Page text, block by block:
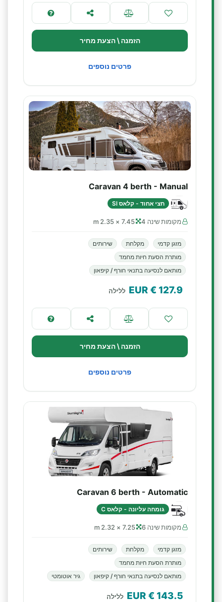
הזמנה \ הצעת מחיר
פרטים נוספים
Caravan 4 berth - Manual
חצי אחוד - קלאס SI
מקומות שינה 4 7.45 × 2.35 m
מזגן קדמי מקלחת
שירותים
מותרת הסעת חיות מחמד
מותאם לנסיעה בתנאי חורף / קיפאון
127.9
€ EUR ללילה
הזמנה \ הצעת מחיר
פרטים נוספים
Caravan 6 berth - Automatic
גומחה עליונה - קלאס C
מקומות שינה 6 7.25 × 2.32 m
מזגן קדמי מקלחת
שירותים
מותרת הסעת חיות מחמד
מותאם לנסיעה בתנאי חורף / קיפאון
גיר אוטומטי
143.5
€ EUR ללילה